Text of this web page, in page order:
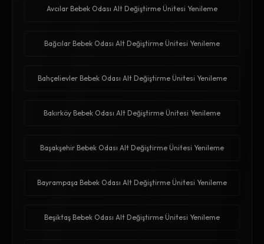
Avcılar Bebek Odası Alt Değiştirme Ünitesi Yenileme
Bağcılar Bebek Odası Alt Değiştirme Ünitesi Yenileme
Bahçelievler Bebek Odası Alt Değiştirme Ünitesi Yenileme
Bakırköy Bebek Odası Alt Değiştirme Ünitesi Yenileme
Başakşehir Bebek Odası Alt Değiştirme Ünitesi Yenileme
Bayrampaşa Bebek Odası Alt Değiştirme Ünitesi Yenileme
Beşiktaş Bebek Odası Alt Değiştirme Ünitesi Yenileme